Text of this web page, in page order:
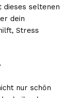
dieses seltenen
dein
Stress
nur schön